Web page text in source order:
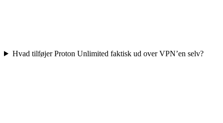
Hvad tilføjer Proton Unlimited faktisk ud over VPN’en selv?